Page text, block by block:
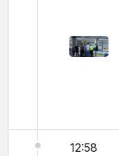
12:58